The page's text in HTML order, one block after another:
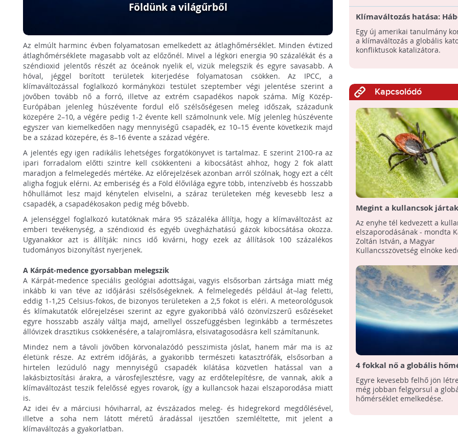
Földünk a világűrből
Az elmúlt harminc évben folyamatosan emelkedett az átlaghőmérséklet. Minden évtized
átlaghőmérséklete magasabb volt az előzőnél. Mivel a légköri energia 90 százalékát és a
széndioxid jelentős részét az óceánok nyelik el, vizük melegszik és egyre savasabb. A
hóval, jéggel borított területek kiterjedése folyamatosan csökken. Az IPCC, a
klímaváltozással foglalkozó kormányközi testület szeptember végi jelentése szerint a
jövőben tovább nő a forró, illetve az extrém csapadékos napok száma. Míg Közép-
Európában jelenleg húszévente fordul elő szélsőségesen meleg időszak, századunk
közepére 2–10, a végére pedig 1-2 évente kell számolnunk vele. Míg jelenleg húszévente
egyszer van kiemelkedően nagy mennyiségű csapadék, ez 10–15 évente következik majd
be a század közepére, és 8–16 évente a század végére.
A jelentés egy igen radikális lehetséges forgatókönyvet is tartalmaz. E szerint 2100-ra az
ipari forradalom előtti szintre kell csökkenteni a kibocsátást ahhoz, hogy 2 fok alatt
maradjon a felmelegedés mértéke. Az előrejelzések azonban arról szólnak, hogy ezt a célt
aligha fogjuk elérni. Az emberiség és a Föld élővilága egyre több, intenzívebb és hosszabb
hőhullámot lesz majd kénytelen elviselni, a száraz területeken még kevesebb lesz a
csapadék, a csapadékosakon pedig még bővebb.
A jelenséggel foglalkozó kutatóknak mára 95 százaléka állítja, hogy a klímaváltozást az
emberi tevékenység, a széndioxid és egyéb üvegházhatású gázok kibocsátása okozza.
Ugyanakkor azt is állítják: nincs idő kivárni, hogy ezek az állítások 100 százalékos
tudományos bizonyítást nyerjenek.
A Kárpát-medence gyorsabban melegszik
A Kárpát-medence speciális geológiai adottságai, vagyis elsősorban zártsága miatt még
inkább ki van téve az időjárási szélsőségeknek. A felmelegedés például át¬lag feletti,
eddig 1-1,25 Celsius-fokos, de bizonyos területeken a 2,5 fokot is eléri. A meteorológusok
és klímakutatók előrejelzései szerint az egyre gyakoribbá váló özönvízszerű esőzéseket
egyre hosszabb aszály váltja majd, amellyel összefüggésben leginkább a természetes
állóvizek drasztikus csökkenésére, a talajromlásra, elsivatagosodásra kell számítanunk.
Mindez nem a távoli jövőben körvonalazódó pesszimista jóslat, hanem már ma is az
életünk része. Az extrém időjárás, a gyakoribb természeti katasztrófák, elsősorban a
hirtelen lezúduló nagy mennyiségű csapadék kilátása közvetlen hatással van a
lakásbiztosítási árakra, a városfejlesztésre, vagy az erdőtelepítésre, de vannak, akik a
klímaváltozást teszik felelőssé egyes rovarok, így a kullancsok hazai elszaporodása miatt
is.
Az idei év a márciusi hóviharral, az évszázados meleg- és hidegrekord megdőlésével,
illetve a soha nem látott méretű áradással ijesztően szemléltette, mit jelent a
klímaváltozás a gyakorlatban.
Klímaváltozás hatása:
jönnek?
Egy új amerikai tanulmány
a klímaváltozás a globális
konfliktusok katalizátora.
Kapcsolódó
Megint a kullancsok
enyhe téllel
Az enyhe tél kedvezett a
elszaporodásának - mondta
Zoltán István, a Magyar
Kullancsszövetség elnöke
4 fokkal nő a globális
Egyre kevesebb felhő jön
még jobban felgyorsul a
hőmérséklet emelkedése.